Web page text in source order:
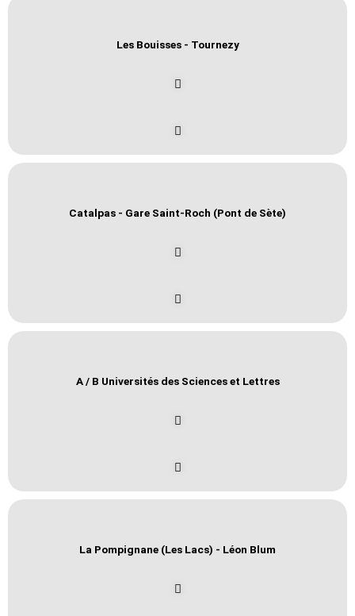
Les Bouisses - Tournezy
Catalpas - Gare Saint-Roch (Pont de Sète)
A / B Universités des Sciences et Lettres
La Pompignane (Les Lacs) - Léon Blum